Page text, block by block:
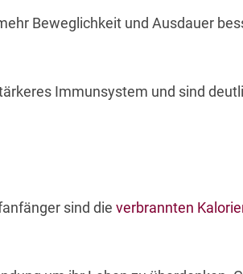
Beweglichkeit und Ausdauer
Immunsystem und sind
sind die verbrannten